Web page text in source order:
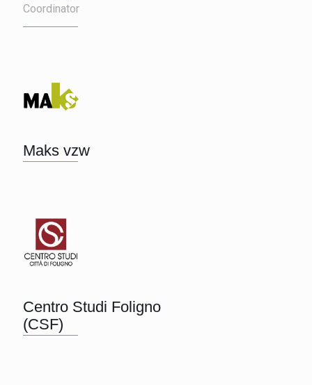
Coordinator
Maks vzw
Centro Studi Foligno
(CSF)